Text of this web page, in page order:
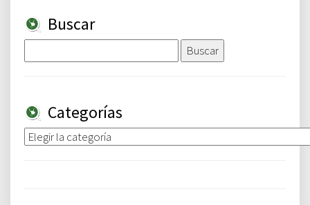
Buscar
Categorías
Categorías